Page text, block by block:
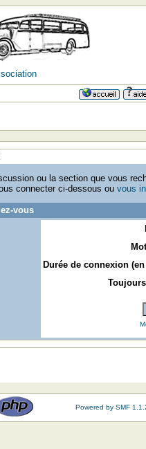
ou la section que vous
connecter ci-dessous ou vous
vous
Durée de connexion
Powered by SMF